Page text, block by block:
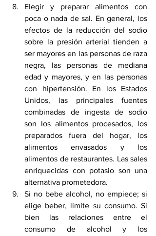
Elegir y preparar alimentos con
poca o nada de sal. En general, los
efectos de la reducción del sodio
sobre la presión arterial tienden a
ser mayores en las personas de raza
negra, las personas de mediana
edad y mayores, y en las personas
con hipertensión. En los Estados
Unidos, las principales fuentes
combinadas de ingesta de sodio
son los alimentos procesados, los
preparados fuera del hogar, los
alimentos envasados ​​y los
alimentos de restaurantes. Las sales
enriquecidas con potasio son una
alternativa prometedora.
Si no bebe alcohol, no empiece; si
elige beber, limite su consumo. Si
bien las relaciones entre el
consumo de alcohol y los